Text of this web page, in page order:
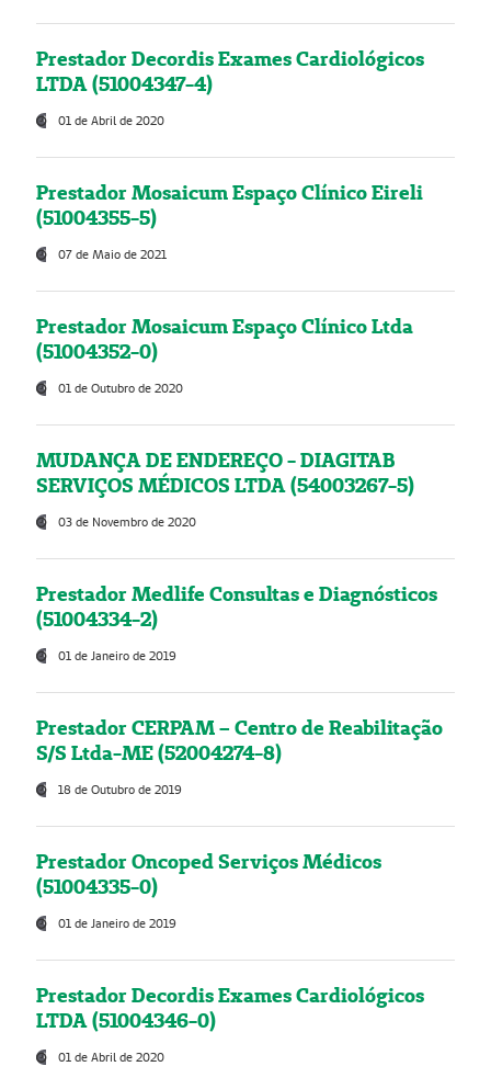
Prestador Decordis Exames Cardiológicos
LTDA (51004347-4)
01 de Abril de 2020
Prestador Mosaicum Espaço Clínico Eireli
(51004355-5)
07 de Maio de 2021
Prestador Mosaicum Espaço Clínico Ltda
(51004352-0)
01 de Outubro de 2020
MUDANÇA DE ENDEREÇO - DIAGITAB
SERVIÇOS MÉDICOS LTDA (54003267-5)
03 de Novembro de 2020
Prestador Medlife Consultas e Diagnósticos
(51004334-2)
01 de Janeiro de 2019
Prestador CERPAM – Centro de Reabilitação
S/S Ltda-ME (52004274-8)
18 de Outubro de 2019
Prestador Oncoped Serviços Médicos
(51004335-0)
01 de Janeiro de 2019
Prestador Decordis Exames Cardiológicos
LTDA (51004346-0)
01 de Abril de 2020